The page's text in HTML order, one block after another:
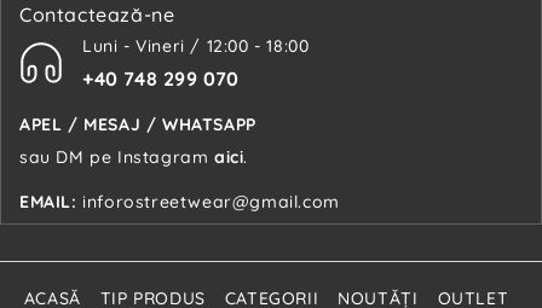
Contactează-ne
Luni - Vineri / 12:00 - 18:00
+40 748 299 070
APEL / MESAJ / WHATSAPP
sau DM pe Instagram aici.
EMAIL: inforostreetwear@gmail.com
ACASĂ TIP PRODUS CATEGORII NOUTĂŢI OUTLET